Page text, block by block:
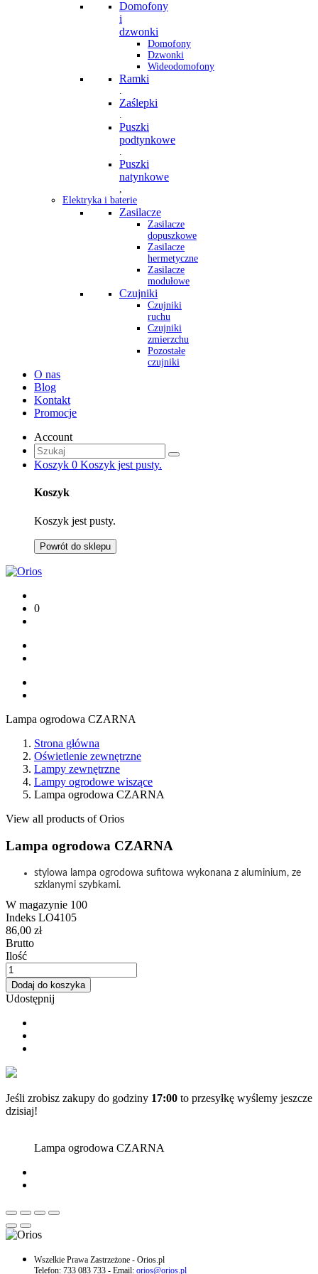
Domofony
i
dzwonki
Domofony
Dzwonki
Wideodomofony
Ramki
.
Zaślepki
.
Puszki
podtynkowe
.
Puszki
natynkowe
,
Elektryka i baterie
Zasilacze
Zasilacze
dopuszkowe
Zasilacze
hermetyczne
Zasilacze
modułowe
Czujniki
Czujniki
ruchu
Czujniki
zmierzchu
Pozostałe
czujniki
O nas
Blog
Kontakt
Promocje
Account
Koszyk 0 Koszyk jest pusty.
Koszyk
Koszyk jest pusty.
Powrót do sklepu
0
Lampa ogrodowa CZARNA
Strona główna
Oświetlenie zewnętrzne
Lampy zewnętrzne
Lampy ogrodowe wiszące
Lampa ogrodowa CZARNA
View all products of Orios
Lampa ogrodowa CZARNA
stylowa lampa ogrodowa sufitowa wykonana z aluminium, ze
szklanymi szybkami.
W magazynie 100
Indeks LO4105
86,00 zł
Brutto
Ilość
Dodaj do koszyka
Udostępnij
Jeśli zrobisz zakupy do godziny 17:00 to przesyłkę wyślemy jeszcze
dzisiaj!
Lampa ogrodowa CZARNA
Wszelkie Prawa Zastrzeżone - Orios.pl
Telefon: 733 083 733 - Email: orios@orios.pl